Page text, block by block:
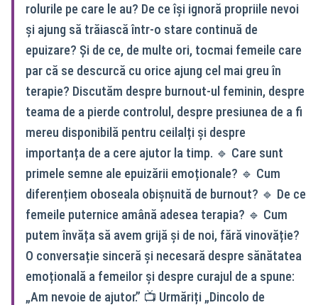
rolurile pe care le au? De ce își ignoră propriile nevoi
și ajung să trăiască într-o stare continuă de
epuizare? Și de ce, de multe ori, tocmai femeile care
par că se descurcă cu orice ajung cel mai greu în
terapie? Discutăm despre burnout-ul feminin, despre
teama de a pierde controlul, despre presiunea de a fi
mereu disponibilă pentru ceilalți și despre
importanța de a cere ajutor la timp. 🔹 Care sunt
primele semne ale epuizării emoționale? 🔹 Cum
diferențiem oboseala obișnuită de burnout? 🔹 De ce
femeile puternice amână adesea terapia? 🔹 Cum
putem învăța să avem grijă și de noi, fără vinovăție?
O conversație sinceră și necesară despre sănătatea
emoțională a femeilor și despre curajul de a spune:
„Am nevoie de ajutor.” 📺 Urmăriți „Dincolo de